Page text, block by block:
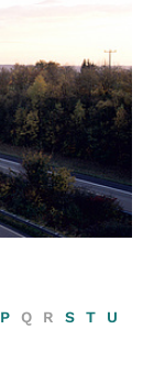
P Q R S T
U